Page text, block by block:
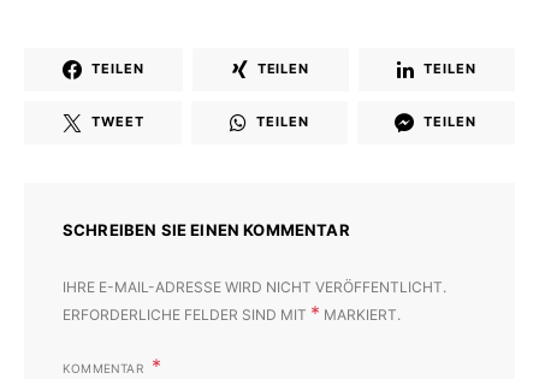
TEILEN TEILEN TEILEN
TWEET TEILEN TEILEN
SCHREIBEN SIE EINEN KOMMENTAR
IHRE E-MAIL-ADRESSE WIRD NICHT VERÖFFENTLICHT.
ERFORDERLICHE FELDER SIND MIT * MARKIERT.
KOMMENTAR